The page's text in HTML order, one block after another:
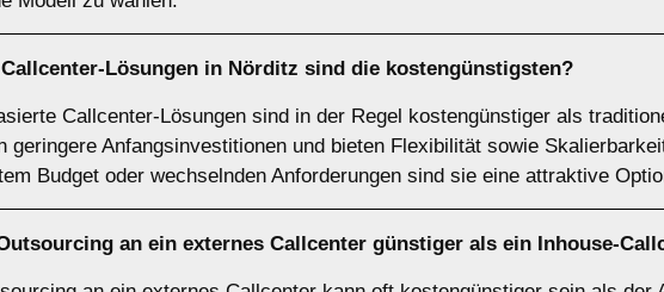
Lösungen in Nörditz sind die kostengünstigsten?
Callcenter-Lösungen sind in der Regel kostengünstiger als
geringere Anfangsinvestitionen und bieten Flexibilität sowie
Budget oder wechselnden Anforderungen sind sie eine attraktive
an ein externes Callcenter günstiger als ein Inhouse-